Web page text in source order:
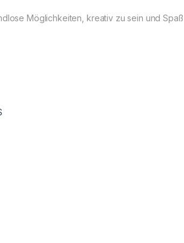
Möglichkeiten, kreativ zu sein und Spaß